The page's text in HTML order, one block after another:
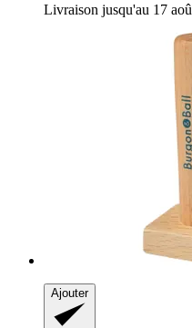
Livraison jusqu'au 17
Ajouter